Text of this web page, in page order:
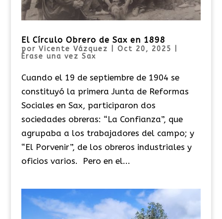
El Círculo Obrero de Sax en 1898
por Vicente Vázquez Oct 20, 2025
Érase una vez Sax
Cuando el 19 de septiembre de 1904 se
constituyó la primera Junta de Reformas
Sociales en Sax, participaron dos
sociedades obreras: “La Confianza”, que
agrupaba a los trabajadores del campo; y
“El Porvenir”, de los obreros industriales y
oficios varios. Pero en el...